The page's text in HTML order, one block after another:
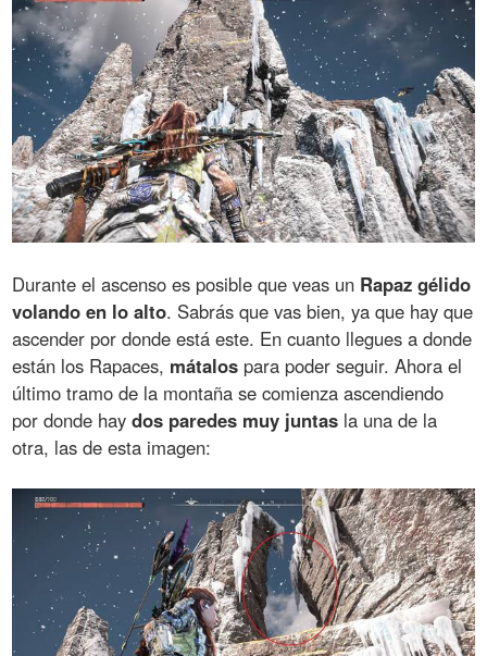
Durante el ascenso es posible que veas un Rapaz gélido
volando en lo alto. Sabrás que vas bien, ya que hay que
ascender por donde está este. En cuanto llegues a donde
están los Rapaces, mátalos para poder seguir. Ahora el
último tramo de la montaña se comienza ascendiendo
por donde haydos paredes muy juntas la una de la
otra, las de esta imagen: